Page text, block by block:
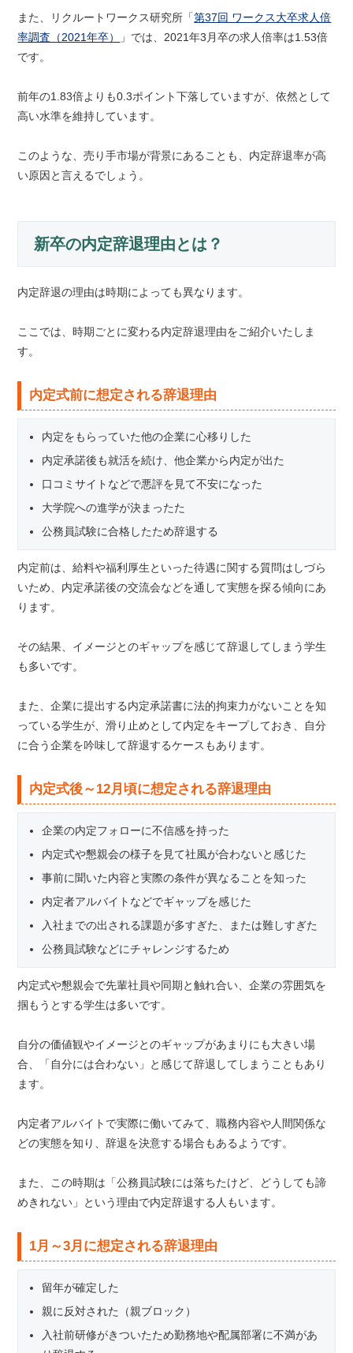
また、リクルートワークス研究所「第37回 ワークス大卒求人倍
率調査（2021年卒）
」では、2021年3月卒の求人倍率は1.53倍
です。
前年の1.83倍よりも0.3ポイント下落していますが、依然として
高い水準を維持しています。
このような、売り手市場が背景にあることも、内定辞退率が高
い原因と言えるでしょう。
新卒の内定辞退理由とは？
内定辞退の理由は時期によっても異なります。
ここでは、時期ごとに変わる内定辞退理由をご紹介いたしま
す。
内定式前に想定される辞退理由
内定をもらっていた他の企業に心移りした
内定承諾後も就活を続け、他企業から内定が出た
口コミサイトなどで悪評を見て不安になった
大学院への進学が決まったた
公務員試験に合格したため辞退する
内定前は、給料や福利厚生といった待遇に関する質問はしづら
いため、内定承諾後の交流会などを通して実態を探る傾向にあ
ります。
その結果、イメージとのギャップを感じて辞退してしまう学生
も多いです。
また、企業に提出する内定承諾書に法的拘束力がないことを知
っている学生が、滑り止めとして内定をキープしておき、自分
に合う企業を吟味して辞退するケースもあります。
内定式後～12月頃に想定される辞退理由
企業の内定フォローに不信感を持った
内定式や懇親会の様子を見て社風が合わないと感じた
事前に聞いた内容と実際の条件が異なることを知った
内定者アルバイトなどでギャップを感じた
入社までの出される課題が多すぎた、または難しすぎた
公務員試験などにチャレンジするため
内定式や懇親会で先輩社員や同期と触れ合い、企業の雰囲気を
掴もうとする学生は多いです。
自分の価値観やイメージとのギャップがあまりにも大きい場
合、「自分には合わない」と感じて辞退してしまうこともあり
ます。
内定者アルバイトで実際に働いてみて、職務内容や人間関係な
どの実態を知り、辞退を決意する場合もあるようです。
また、この時期は「公務員試験には落ちたけど、どうしても諦
めきれない」という理由で内定辞退する人もいます。
1月～3月に想定される辞退理由
留年が確定した
親に反対された（親ブロック）
入社前研修がきついたため勤務地や配属部署に不満があ